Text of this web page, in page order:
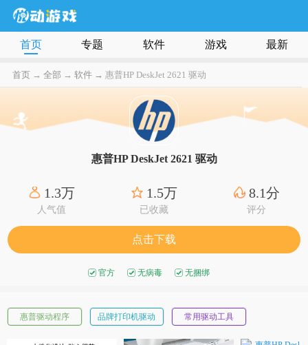
首页 专题 软件 游戏 最新
首页→ 全部 → 软件 → 惠普HP DeskJet 2621 驱动
惠普HP DeskJet 2621 驱动
1.3万
人气值
1.5万
已收藏
8.1分
评分
点击下载
官方 无病毒 无捆绑
惠普驱动程序 品牌打印机驱动 常用驱动工具